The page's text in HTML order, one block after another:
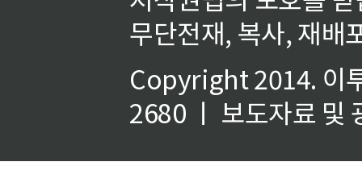
무단전재, 복사, 재배
Copyright 2014. 이
2680 ㅣ 보도자료